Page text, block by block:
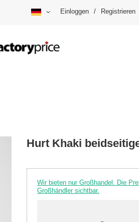
Einloggen / Registrieren
Hurt Khaki
Wir bieten nur Großhandel. Die
Großhändler sichtbar.